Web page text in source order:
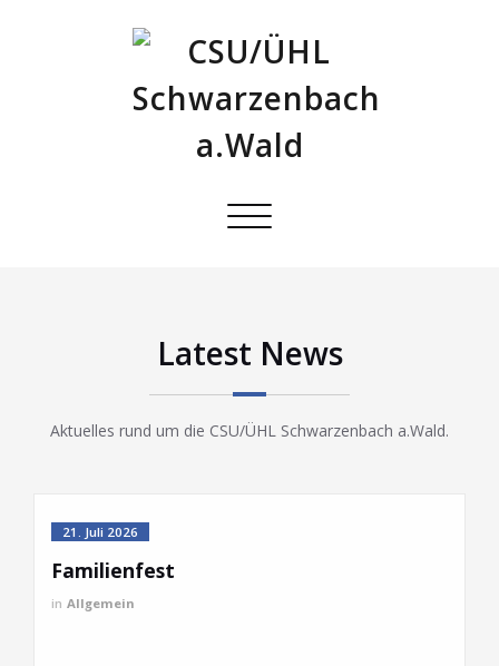
Schalte
Latest News
Aktuelles rund um die CSU/ÜHL Schwarzenbach a.Wald.
21. Juli 2026
Familienfest
in Allgemein